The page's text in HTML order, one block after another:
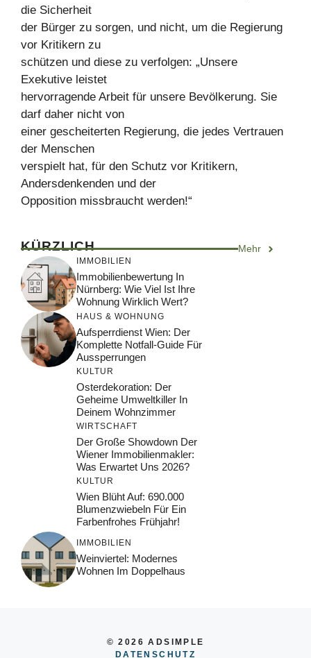
die Sicherheit
der Bürger zu sorgen, und nicht, um die Regierung
vor Kritikern zu
schützen und diese zu verfolgen: „Unsere
Exekutive leistet
hervorragende Arbeit für unsere Bevölkerung. Sie
darf daher nicht von
einer gescheiterten Regierung, die jedes Vertrauen
der Menschen
verspielt hat, für den Schutz vor Kritikern,
Andersdenkenden und der
Opposition missbraucht werden!“
KÜRZLICH Mehr
IMMOBILIEN
Immobilienbewertung In
Nürnberg: Wie Viel Ist Ihre
Wohnung Wirklich Wert?
HAUS & WOHNUNG
Aufsperrdienst Wien: Der
Komplette Notfall-Guide Für
Aussperrungen
KULTUR
Osterdekoration: Der
Geheime Umweltkiller In
Deinem Wohnzimmer
WIRTSCHAFT
Der Große Showdown Der
Wiener Immobilienmakler:
Was Erwartet Uns 2026?
KULTUR
Wien Blüht Auf: 690.000
Blumenzwiebeln Für Ein
Farbenfrohes Frühjahr!
IMMOBILIEN
Weinviertel: Modernes
Wohnen Im Doppelhaus
© 2026 ADSIMPLE
DATENSCHUTZ